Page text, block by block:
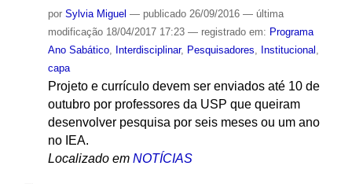
por Sylvia Miguel — publicado26/09/2016 — última
modificação18/04/2017 17:23 — registrado em: Programa
Ano Sabático, Interdisciplinar, Pesquisadores Institucional
capa
Projeto e currículo devem ser enviados até 10 de
outubro por professores da USP que queiram
desenvolver pesquisa por seis meses ou um ano
no IEA.
Localizado em NOTÍCIAS